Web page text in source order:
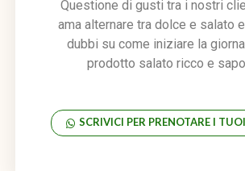
Questione di gusti tra i nostri
ama alternare tra dolce e salato
dubbi su come iniziare la
prodotto salato ricco e
SCRIVICI PER PRENOTARE I